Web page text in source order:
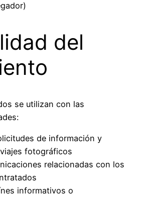
del
se utilizan con las
de información y
fotográficos
relacionadas con los
informativos o